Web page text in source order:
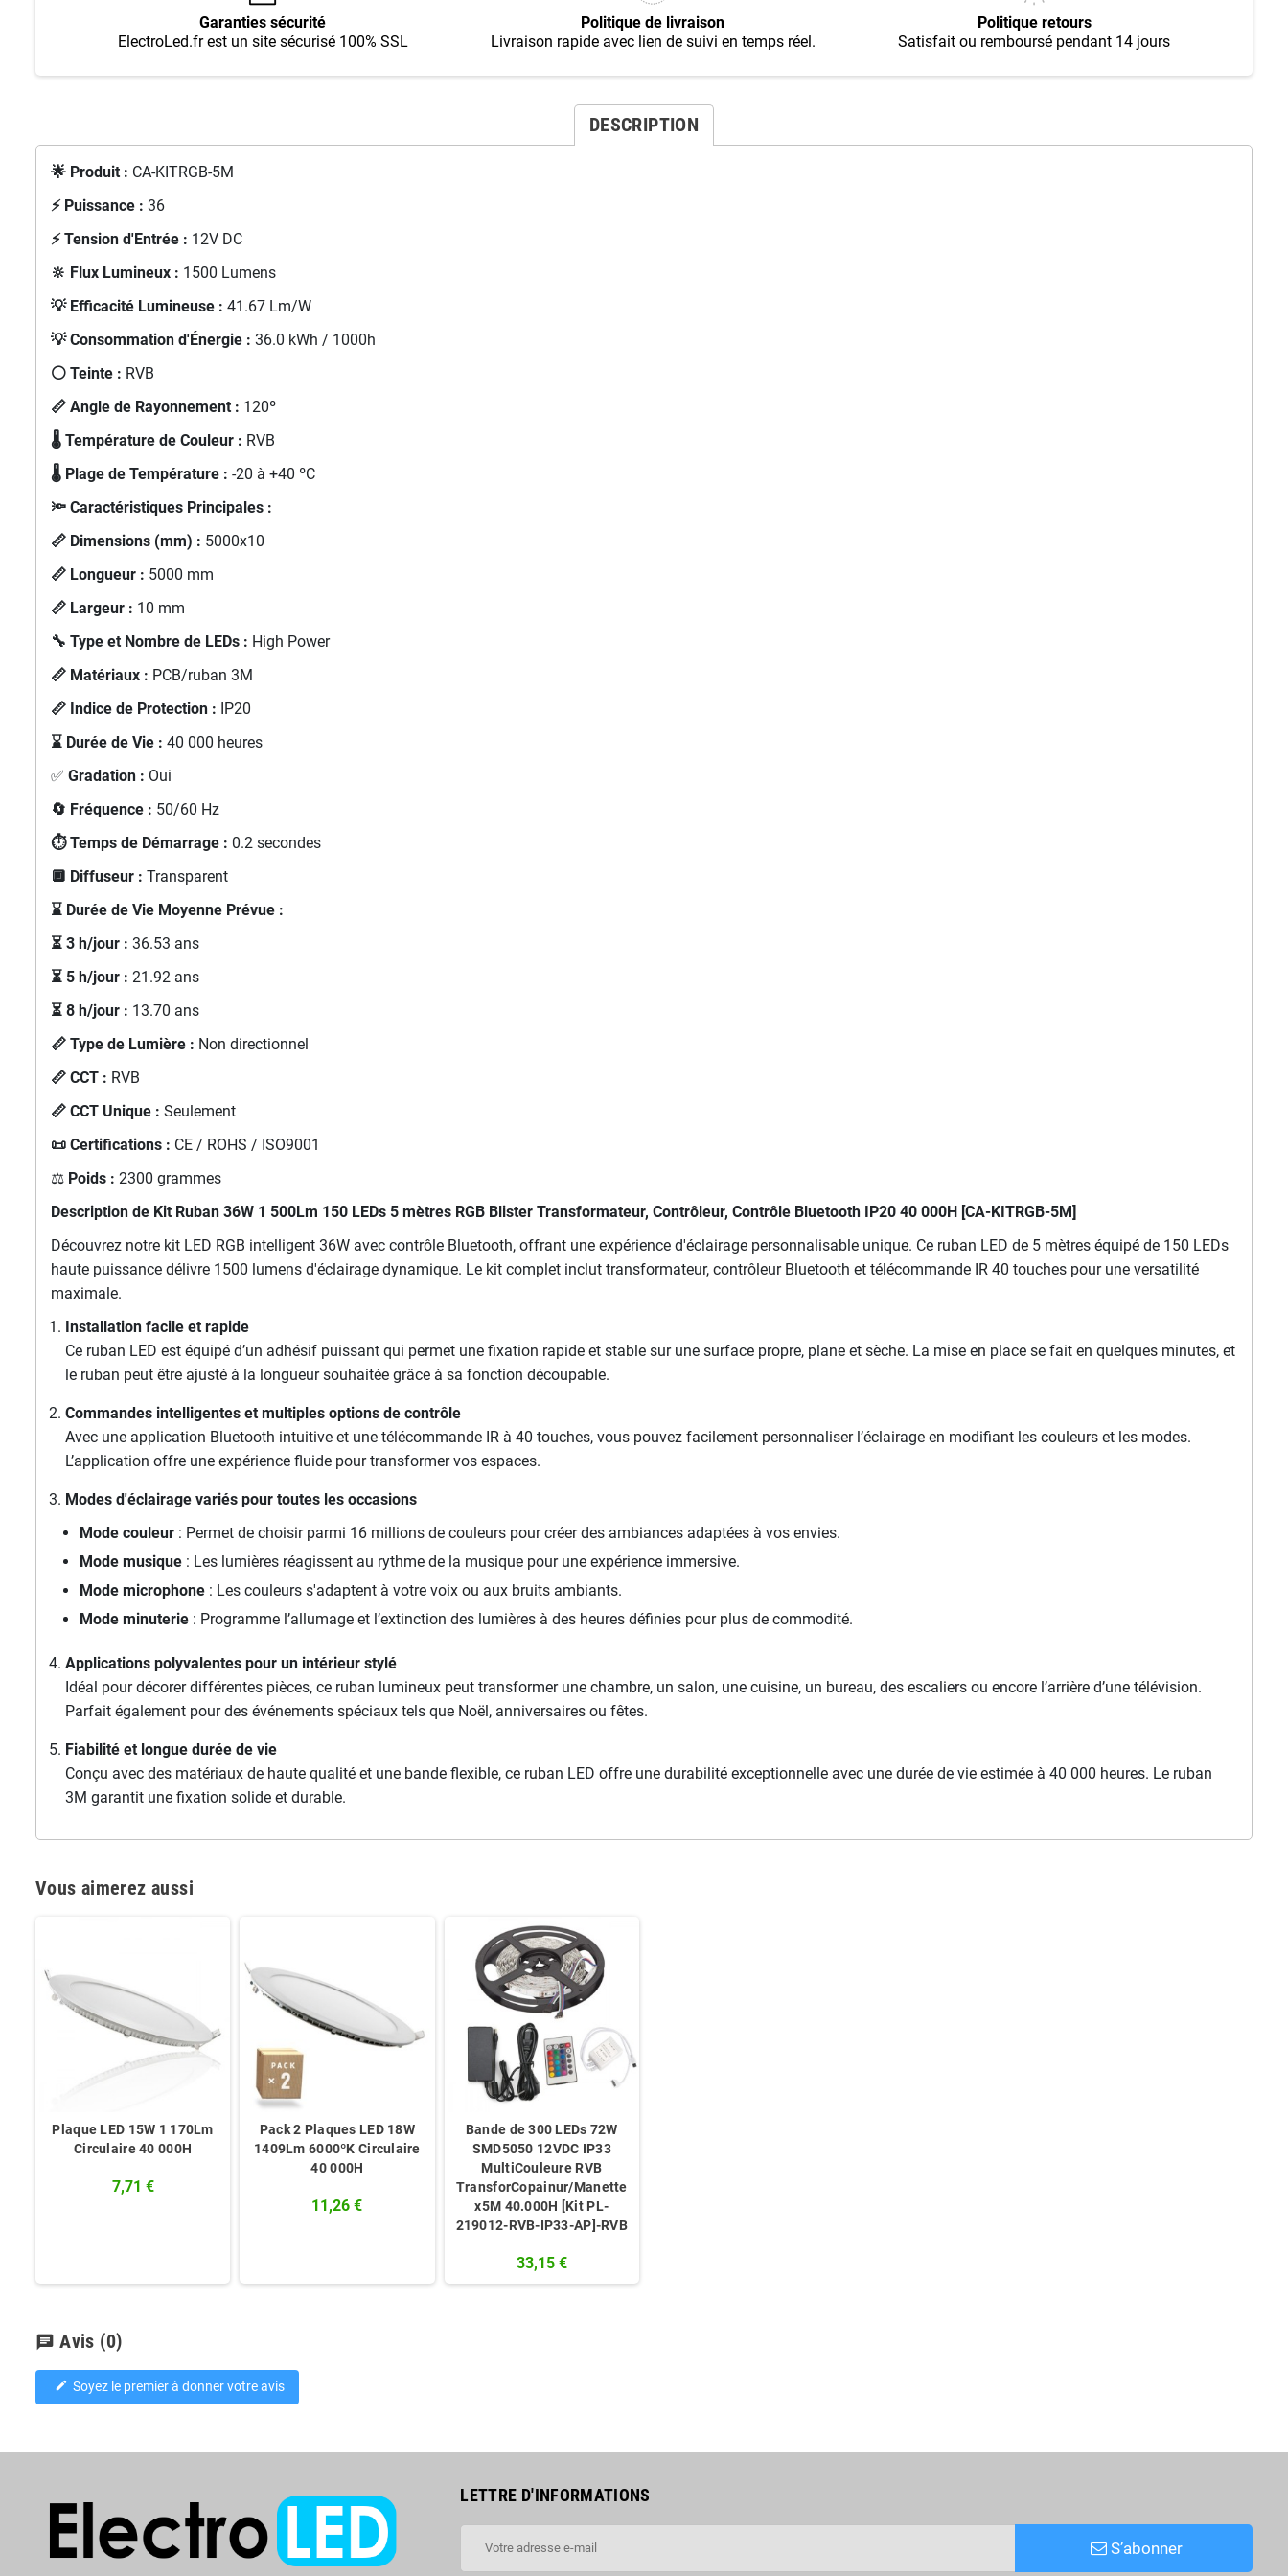
Garanties sécurité
ElectroLed.fr est un site sécurisé 100% SSL
Politique de livraison
Livraison rapide avec lien de suivi en temps réel.
Politique retours
Satisfait ou remboursé pendant 14 jours
DESCRIPTION
🌟 Produit : CA-KITRGB-5M
⚡ Puissance : 36
⚡ Tension d'Entrée : 12V DC
🔆 Flux Lumineux : 1500 Lumens
💡 Efficacité Lumineuse : 41.67 Lm/W
💡 Consommation d'Énergie : 36.0 kWh / 1000h
⚪ Teinte : RVB
📏 Angle de Rayonnement : 120º
🌡️ Température de Couleur : RVB
🌡️ Plage de Température : -20 à +40 ºC
🔦 Caractéristiques Principales :
📏 Dimensions (mm) : 5000x10
📏 Longueur : 5000 mm
📏 Largeur : 10 mm
🔧 Type et Nombre de LEDs : High Power
📏 Matériaux : PCB/ruban 3M
📏 Indice de Protection : IP20
⌛ Durée de Vie : 40 000 heures
✅ Gradation : Oui
🔄 Fréquence : 50/60 Hz
⏱️ Temps de Démarrage : 0.2 secondes
🔲 Diffuseur : Transparent
⌛ Durée de Vie Moyenne Prévue :
⏳ 3 h/jour : 36.53 ans
⏳ 5 h/jour : 21.92 ans
⏳ 8 h/jour : 13.70 ans
📏 Type de Lumière : Non directionnel
📏 CCT : RVB
📏 CCT Unique : Seulement
📜 Certifications : CE / ROHS / ISO9001
⚖️ Poids : 2300 grammes
Description de Kit Ruban 36W 1 500Lm 150 LEDs 5 mètres RGB Blister Transformateur, Contrôleur, Contrôle Bluetooth IP20 40 000H [CA-KITRGB-5M]
Découvrez notre kit LED RGB intelligent 36W avec contrôle Bluetooth, offrant une expérience d'éclairage personnalisable unique. Ce ruban LED de 5 mètres équipé de 150 LEDs
haute puissance délivre 1500 lumens d'éclairage dynamique. Le kit complet inclut transformateur, contrôleur Bluetooth et télécommande IR 40 touches pour une versatilité
maximale.
Installation facile et rapide
Ce ruban LED est équipé d’un adhésif puissant qui permet une fixation rapide et stable sur une surface propre, plane et sèche. La mise en place se fait en quelques minutes, et
le ruban peut être ajusté à la longueur souhaitée grâce à sa fonction découpable.
Commandes intelligentes et multiples options de contrôle
Avec une application Bluetooth intuitive et une télécommande IR à 40 touches, vous pouvez facilement personnaliser l’éclairage en modifiant les couleurs et les modes.
L’application offre une expérience fluide pour transformer vos espaces.
Modes d'éclairage variés pour toutes les occasions
Mode couleur: Permet de choisir parmi 16 millions de couleurs pour créer des ambiances adaptées à vos envies.
Mode musique: Les lumières réagissent au rythme de la musique pour une expérience immersive.
Mode microphone: Les couleurs s'adaptent à votre voix ou aux bruits ambiants.
Mode minuterie: Programme l’allumage et l’extinction des lumières à des heures définies pour plus de commodité.
Applications polyvalentes pour un intérieur stylé
Idéal pour décorer différentes pièces, ce ruban lumineux peut transformer une chambre, un salon, une cuisine, un bureau, des escaliers ou encore l’arrière d’une télévision.
Parfait également pour des événements spéciaux tels que Noël, anniversaires ou fêtes.
Fiabilité et longue durée de vie
Conçu avec des matériaux de haute qualité et une bande flexible, ce ruban LED offre une durabilité exceptionnelle avec une durée de vie estimée à 40 000 heures. Le ruban
3M garantit une fixation solide et durable.
Vous aimerez aussi
Plaque LED 15W 1 170Lm
Circulaire 40 000H
7,71 €
Pack 2 Plaques LED 18W
1409Lm 6000ºK Circulaire
40 000H
11,26 €
Bande de 300 LEDs 72W
SMD5050 12VDC IP33
MultiCouleure RVB
TransforCopainur/Manette
x5M 40.000H [Kit PL-
219012-RVB-IP33-AP]-RVB
33,15 €
chat Avis (0)
edit Soyez le premier à donner votre avis
LETTRE D'INFORMATIONS
S’abonner